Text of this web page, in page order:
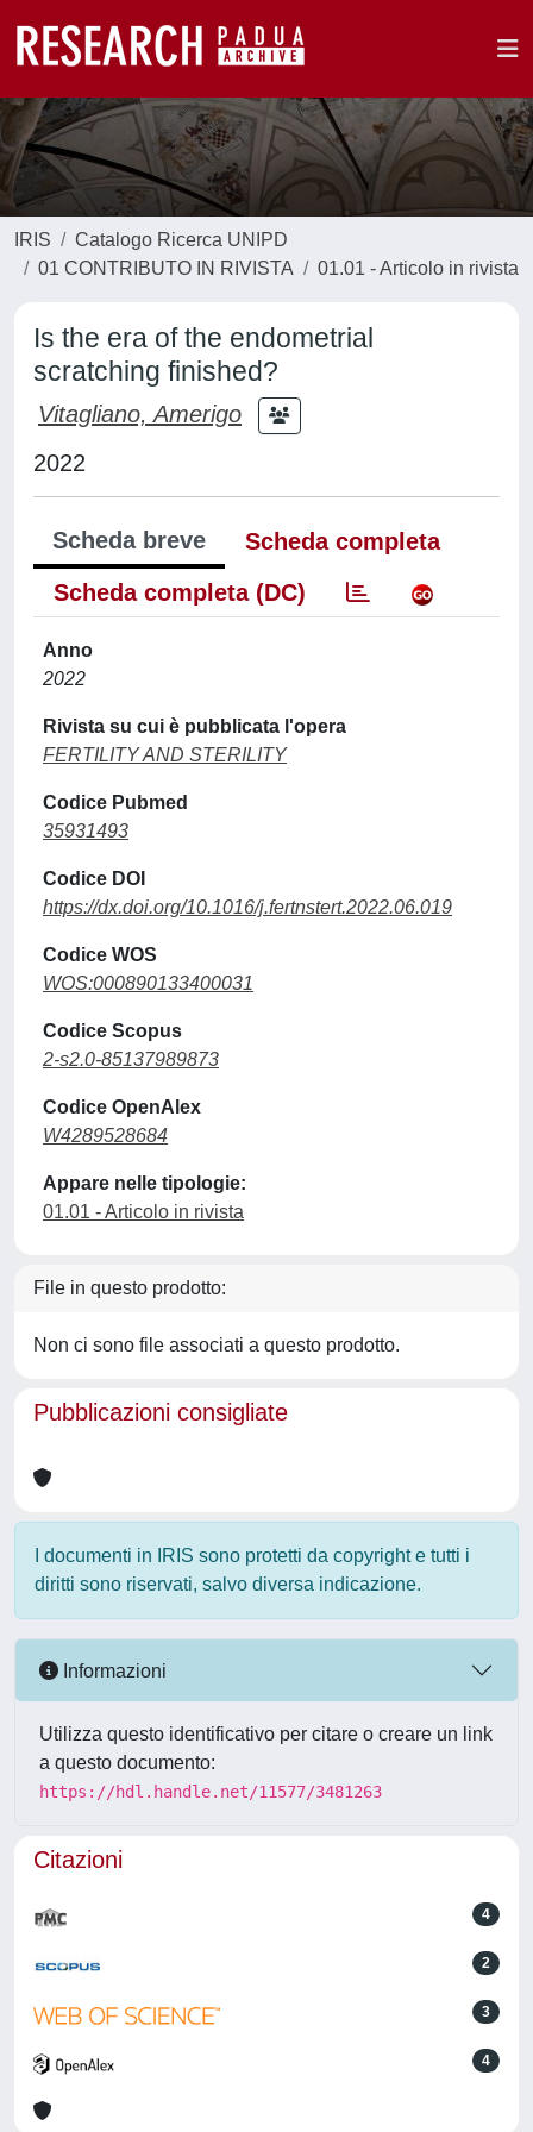
IRIS
Catalogo Ricerca UNIPD
01 CONTRIBUTO IN RIVISTA
01.01 - Articolo in rivista
Is the era of the endometrial
scratching finished?
Vitagliano, Amerigo
2022
Scheda breve
Scheda completa
Scheda completa (DC)
Anno
2022
Rivista su cui è pubblicata l'opera
FERTILITY AND STERILITY
Codice Pubmed
35931493
Codice DOI
https://dx.doi.org/10.1016/j.fertnstert.2022.06.019
Codice WOS
WOS:000890133400031
Codice Scopus
2-s2.0-85137989873
Codice OpenAlex
W4289528684
Appare nelle tipologie:
01.01 - Articolo in rivista
File in questo prodotto:
Non ci sono file associati a questo prodotto.
Pubblicazioni consigliate
I documenti in IRIS sono protetti da copyright e tutti i
diritti sono riservati, salvo diversa indicazione.
Informazioni
Utilizza questo identificativo per citare o creare un link
a questo documento:
https://hdl.handle.net/11577/3481263
Citazioni
4
2
3
4